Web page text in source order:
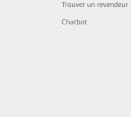
Trouver un revendeur
Chatbot